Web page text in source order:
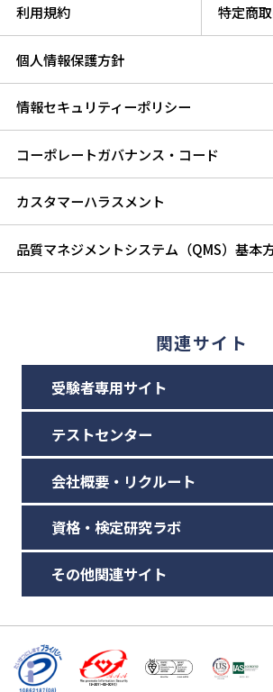
利用規約 特定商
個人情報保護方針
情報セキュリティーポリシー
コーポレートガバナンス・コード
カスタマーハラスメント
品質マネジメントシステム（QMS）基本
関連サイト
受験者専用サイト
テストセンター
会社概要・リクルート
資格・検定研究ラボ
その他関連サイト